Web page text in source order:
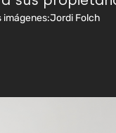
imágenes:Jordi Folch